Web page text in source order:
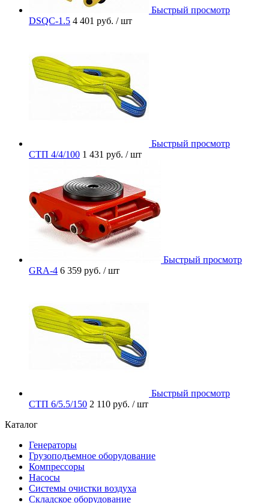
Быстрый просмотр
DSQC-1.5 4 401 руб. / шт
Быстрый просмотр
СТП 4/4/100 1 431 руб. / шт
Быстрый просмотр
GRA-4 6 359 руб. / шт
Быстрый просмотр
СТП 6/5.5/150 2 110 руб. / шт
Каталог
Генераторы
Грузоподъемное оборудование
Компрессоры
Насосы
Системы очистки воздуха
Складское оборудование